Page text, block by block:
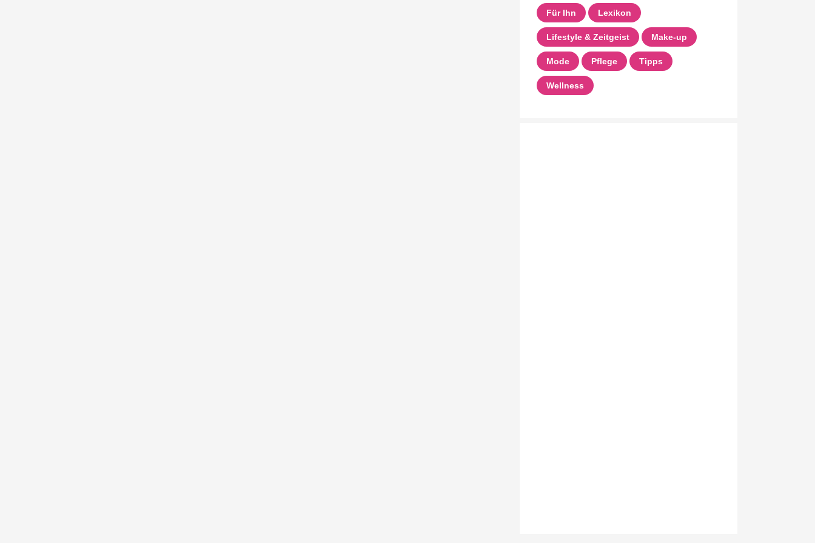
Für Ihn Lexikon
Lifestyle & Zeitgeist Make-up
Mode Pflege Tipps
Wellness